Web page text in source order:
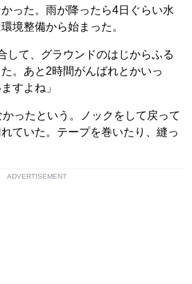
った。雨が降ったら4日ぐらい水
境整備から始まった。
して、グラウンドのはじからふる
。あと2時間がんばれとかいっ
すよね」
ったという。ノックをして戻って
ていた。テープを巻いたり、縫っ
ADVERTISEMENT